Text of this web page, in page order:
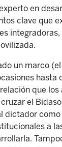
en
clave que
un marco
que
el
a